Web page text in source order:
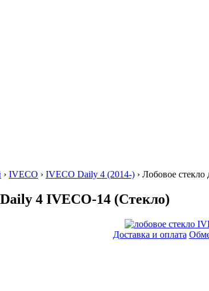
› IVECO › IVECO Daily 4 (2014-) › Лобовое
4 IVECO-14 (Стекло)
Доставка и оплата